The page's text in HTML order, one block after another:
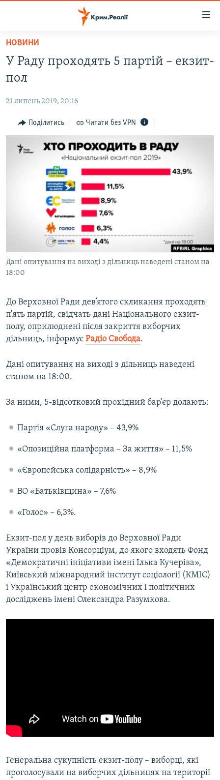
Перейти
основного
матеріалу
до
навігації
Перейти
ВОДА.КРИМ
ПОЛІТИКА
БЛОГИ
ВСЕ ЗА ДЕНЬ
СПЕЦПРОЕКТИ
ДЕПОРТАЦІЯ
ВІДЕОУРОКИ «ELIFBE»
СВІДЧЕННЯ ОКУПАЦІЇ
УКРАЇНСЬКА ПРОБЛЕМА КРИМУ
ЯК ОБІЙТИ БЛОКУВАННЯ
Qırımtatar
Усі сайти RFE/RL
НОВИНИ
У Раду проходять 5 партій – екзит-
пол
21 липень 2019, 20:16
Поділитись Читати без VPN
Дані опитування на виході з дільниць наведені станом на
18:00
До Верховної Ради дев’ятого скликання проходять
п'ять партій, свідчать дані Національного екзит-
полу, оприлюднені після закриття виборчих
дільниць, інформує Радіо Свобода.
Дані опитування на виході з дільниць наведені
станом на 18:00.
За ними, 5-відсотковий прохідний бар’єр долають:
Партія «Слуга народу» – 43,9%
«Опозиційна платформа – За життя» – 11,5%
«Європейська солідарність» – 8,9%
ВО «Батьківщина» – 7,6%
«Голос» – 6,3%.
Екзит-пол у день виборів до Верховної Ради
України провів Консорціум, до якого входять Фонд
«Демократичні ініціативи імені Ілька Кучеріва»,
Київський міжнародний інститут соціології (КМІС)
і Український центр економічних і політичних
досліджень імені Олександра Разумкова.
Генеральна сукупність екзит-полу – виборці, які
проголосували на виборчих дільницях на території